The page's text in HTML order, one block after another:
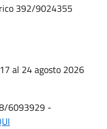
392/9024355
al 24 agosto 2026
6093929 -